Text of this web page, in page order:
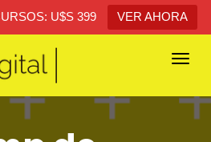
U$S 399 VER AHORA